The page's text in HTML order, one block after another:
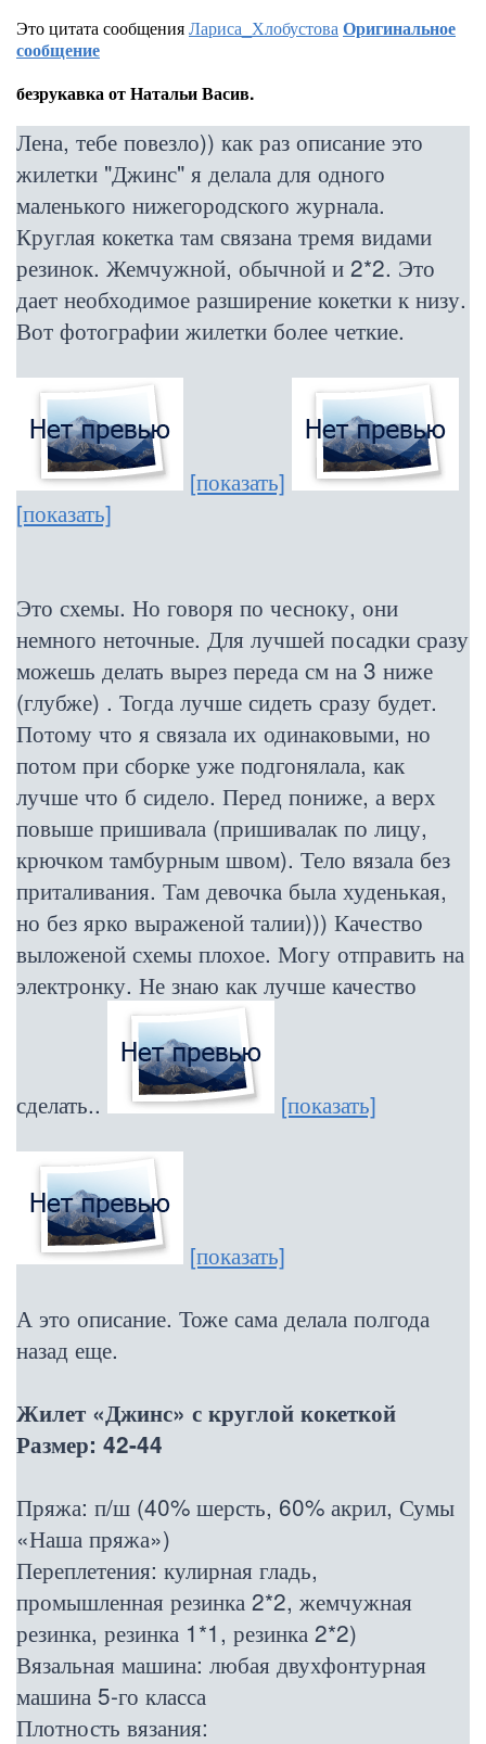
Это цитата сообщенияЛариса_ХлобустоваОригинальное
сообщение
безрукавка от Натальи Васив.
Лена, тебе повезло)) как раз описание это
жилетки "Джинс" я делала для одного
маленького нижегородского журнала.
Круглая кокетка там связана тремя видами
резинок. Жемчужной, обычной и 2*2. Это
дает необходимое разширение кокетки к низу.
Вот фотографии жилетки более четкие.
[показать]
[показать]
Это схемы. Но говоря по чесноку, они
немного неточные. Для лучшей посадки сразу
можешь делать вырез переда см на 3 ниже
(глубже) . Тогда лучше сидеть сразу будет.
Потому что я связала их одинаковыми, но
потом при сборке уже подгонялала, как
лучше что б сидело. Перед пониже, а верх
повыше пришивала (пришивалак по лицу,
крючком тамбурным швом). Тело вязала без
приталивания. Там девочка была худенькая,
но без ярко выраженой талии))) Качество
выложеной схемы плохое. Могу отправить на
электронку. Не знаю как лучше качество
сделать.. [показать]
[показать]
А это описание. Тоже сама делала полгода
назад еще.
Жилет «Джинс» с круглой кокеткой
Размер: 42-44
Пряжа: п/ш (40% шерсть, 60% акрил, Сумы
«Наша пряжа»)
Переплетения: кулирная гладь,
промышленная резинка 2*2, жемчужная
резинка, резинка 1*1, резинка 2*2)
Вязальная машина: любая двухфонтурная
машина 5-го класса
Плотность вязания: